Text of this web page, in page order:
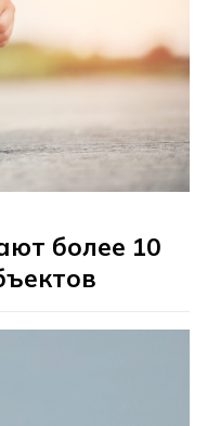
более 10